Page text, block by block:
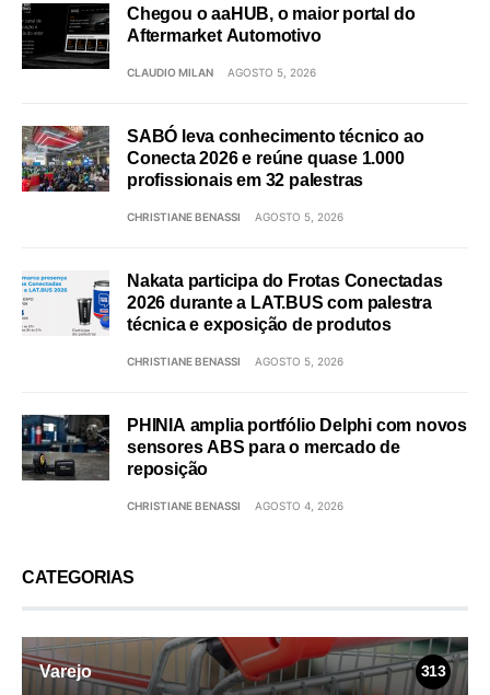
Chegou o aaHUB, o maior portal do
Aftermarket Automotivo
CLAUDIO MILAN AGOSTO 5, 2026
SABÓ leva conhecimento técnico ao
Conecta 2026 e reúne quase 1.000
profissionais em 32 palestras
CHRISTIANE BENASSI AGOSTO 5, 2026
Nakata participa do Frotas Conectadas
2026 durante a LAT.BUS com palestra
técnica e exposição de produtos
CHRISTIANE BENASSI AGOSTO 5, 2026
PHINIA amplia portfólio Delphi com novos
sensores ABS para o mercado de
reposição
CHRISTIANE BENASSI AGOSTO 4, 2026
CATEGORIAS
Varejo 313